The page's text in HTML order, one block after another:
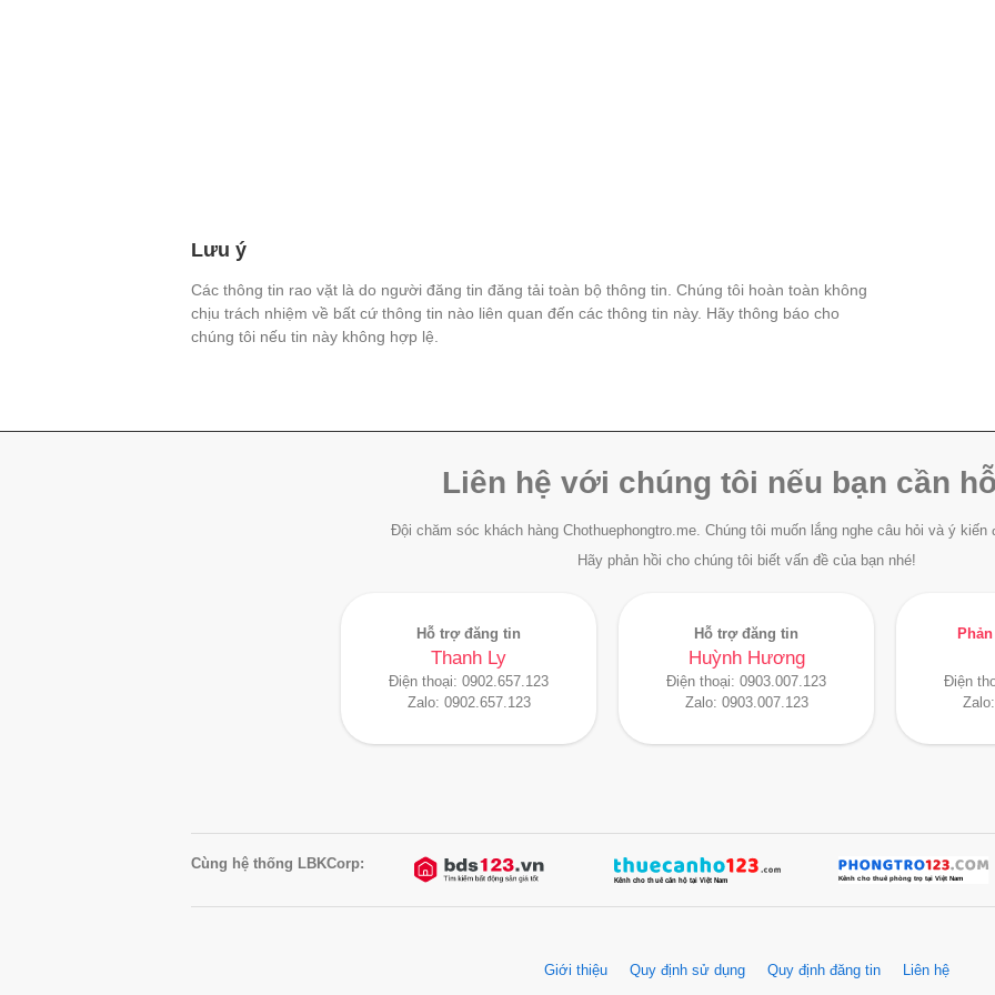
Lưu ý
Các thông tin rao vặt là do người đăng tin đăng tải toàn bộ thông tin. Chúng tôi hoàn toàn không
chịu trách nhiệm về bất cứ thông tin nào liên quan đến các thông tin này. Hãy thông báo cho
chúng tôi nếu tin này không hợp lệ.
Liên hệ với chúng tôi nếu bạn cần
Đội chăm sóc khách hàng Chothuephongtro.me. Chúng tôi muốn lắng nghe câu hỏi và ý kiến
Hãy phản hồi cho chúng tôi biết vấn đề của bạn nhé!
Hỗ trợ đăng tin
Thanh Ly
Điện thoại: 0902.657.123
Zalo: 0902.657.123
Hỗ trợ đăng tin
Huỳnh Hương
Điện thoại: 0903.007.123
Zalo: 0903.007.123
Điện
Cùng hệ thống LBKCorp:
Giới thiệu Quy định sử dụng Quy định đăng tin Liên hệ